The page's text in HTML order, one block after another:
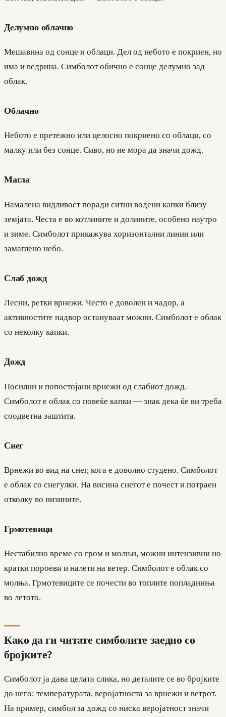
Делумно облачно
Мешавина од сонце и облаци. Дел од небото е покриен, но
има и ведрина. Симболот обично е сонце делумно зад
облак.
Облачно
Небото е претежно или целосно покриено со облаци, со
малку или без сонце. Сиво, но не мора да значи дожд.
Магла
Намалена видливост поради ситни водени капки близу
земјата. Честа е во котлините и долините, особено наутро
и зиме. Симболот прикажува хоризонтални линии или
замаглено небо.
Слаб дожд
Лесни, ретки врнежи. Често е доволен и чадор, а
активностите надвор остануваат можни. Симболот е облак
со неколку капки.
Дожд
Посилни и попостојани врнежи од слабиот дожд.
Симболот е облак со повеќе капки — знак дека ќе ви треба
соодветна заштита.
Снег
Врнежи во вид на снег, кога е доволно студено. Симболот
е облак со снегулки. На висина снегот е почест и потраен
отколку во низините.
Грмотевици
Нестабилно време со гром и молњи, можни интензивни но
кратки пороеви и налети на ветер. Симболот е облак со
молња. Грмотевиците се почести во топлите попладниња
во летото.
Како да ги читате симболите заедно со
бројките?
Симболот ја дава целата слика, но деталите се во бројките
до него: температурата, веројатноста за врнежи и ветрот.
На пример, симбол за дожд со ниска веројатност значи